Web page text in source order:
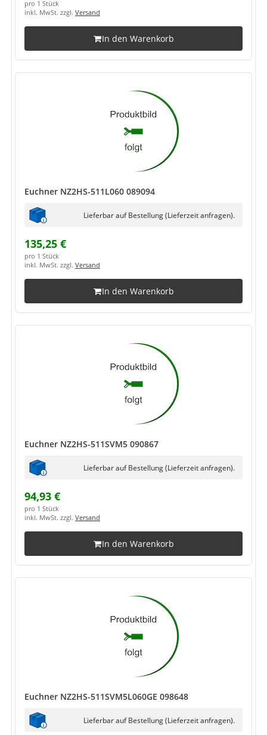
pro 1 Stück
inkl. MwSt. zzgl. Versand
In den Warenkorb
Euchner NZ2HS-511L060 089094
Lieferbar auf Bestellung (Lieferzeit anfragen).
135,25 €
pro 1 Stück
inkl. MwSt. zzgl. Versand
In den Warenkorb
Euchner NZ2HS-511SVM5 090867
Lieferbar auf Bestellung (Lieferzeit anfragen).
94,93 €
pro 1 Stück
inkl. MwSt. zzgl. Versand
In den Warenkorb
Euchner NZ2HS-511SVM5L060GE 098648
Lieferbar auf Bestellung (Lieferzeit anfragen).